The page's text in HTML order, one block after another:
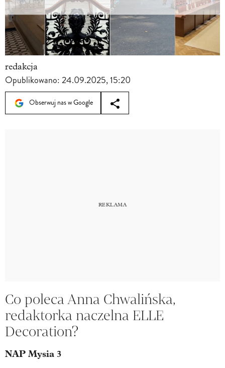
redakcja
Opublikowano:24.09.2025, 15:20
Obserwuj nas w Google
Co poleca Anna Chwalińska,
redaktorka naczelna ELLE
Decoration?
NAP Mysia 3